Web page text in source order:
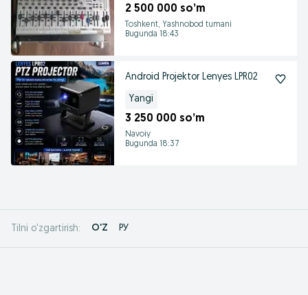
2 500 000 so’m
Toshkent, Yashnobod tumani
Bugunda 18:43
Android Projektor Lenyes LPR02
Yangi
3 250 000 so’m
Navoiy
Bugunda 18:37
Tilni o'zgartirish: O'Z РУ